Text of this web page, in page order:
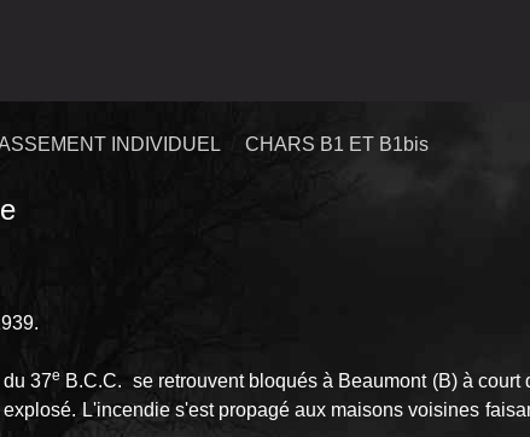
INDIVIDUEL CHARS B1 ET B1bis
37eB.C.C. se retrouvent bloqués à Beaumont (B) à
L'incendie s'est propagé aux maisons voisines